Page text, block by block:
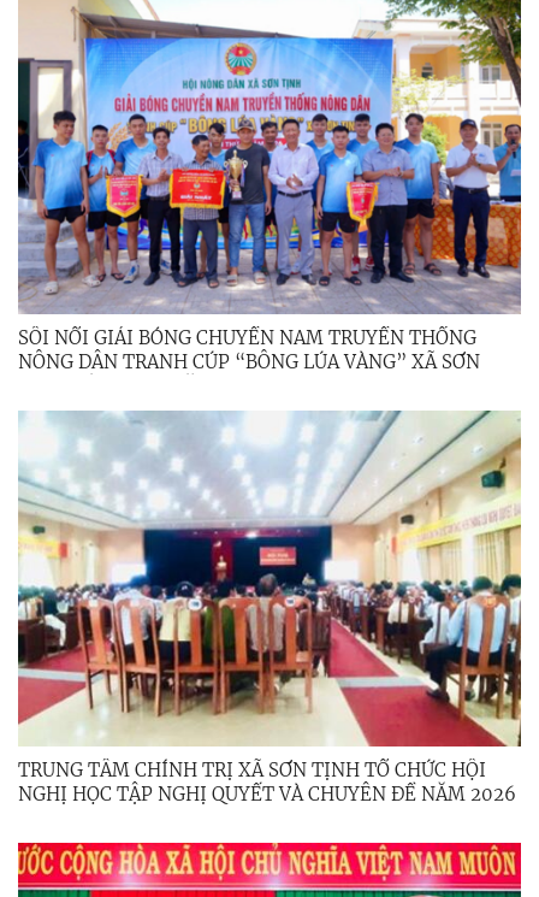
SÔI NỔI GIẢI BÓNG CHUYỀN NAM TRUYỀN THỐNG
NÔNG DÂN TRANH CÚP “BÔNG LÚA VÀNG” XÃ SƠN
TRUNG TÂM CHÍNH TRỊ XÃ SƠN TỊNH TỔ CHỨC HỘI
NGHỊ HỌC TẬP NGHỊ QUYẾT VÀ CHUYÊN ĐỀ NĂM 2026